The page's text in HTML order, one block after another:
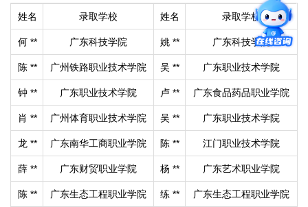
姓名 录取学校 姓名 录取学校
何 ** 广东科技学院 姚 ** 广东科技学院
陈 ** 广州铁路职业技术学院 吴 ** 广东职业技术学院
钟 ** 广东职业技术学院 卢 ** 广东食品药品职业学院
肖 ** 广州体育职业技术学院 吴 ** 广东职业技术学院
龙 ** 广东南华工商职业学院 陈 ** 江门职业技术学院
薛 ** 广东财贸职业学院 杨 ** 广东艺术职业学院
陈 ** 广东生态工程职业学院 练 ** 广东生态工程职业学院